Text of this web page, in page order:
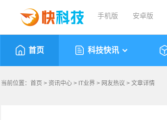
手机版 安卓版
首页 科技快讯
当前位置： 首页 > 资讯中心 > IT业界 > 网友热议 > 文章详情